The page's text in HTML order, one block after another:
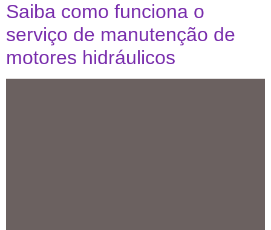
Saiba como funciona o
serviço de manutenção de
motores hidráulicos